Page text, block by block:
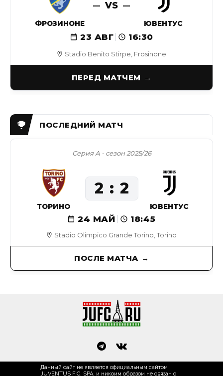
Stadio Benito Stirpe, Frosinone
ФРОЗИНОНЕ
VS
ЮВЕНТУС
23 АВГ 16:30
ПЕРЕД МАТЧЕМ
Stadio Olimpico Grande Torino, Torino
Серия А - сезон 2025/26
24 МАЙ 18:45
ТОРИНО
2 2
ЮВЕНТУС
ПОСЛЕ МАТЧА
Данный сайт не является официальным сайтом
JUVENTUS F.C. SPA, и никоим образом не связан с